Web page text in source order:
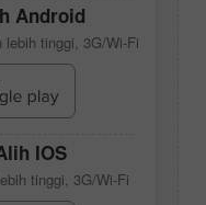
Android
tinggi, 3G/Wi-Fi
IOS
tinggi, 3G/Wi-Fi